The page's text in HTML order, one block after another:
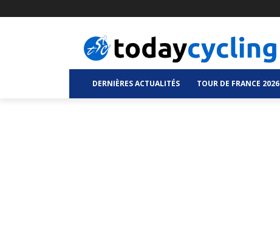
DERNIÈRES ACTUALITÉS TOUR DE FRANCE 2026